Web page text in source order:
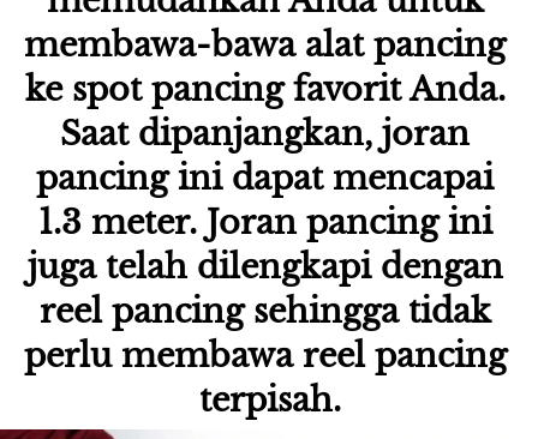
membawa-bawa alat pancing
ke spot pancing favorit Anda.
Saat dipanjangkan, joran
pancing ini dapat mencapai
1.3 meter. Joran pancing ini
juga telah dilengkapi dengan
reel pancing sehingga tidak
perlu membawa reel pancing
terpisah.